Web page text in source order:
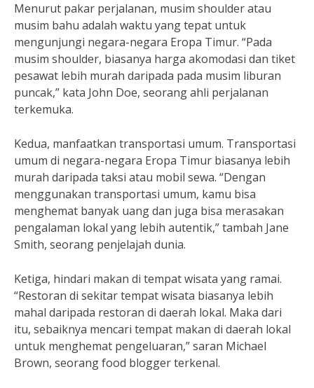
Menurut pakar perjalanan, musim shoulder atau
musim bahu adalah waktu yang tepat untuk
mengunjungi negara-negara Eropa Timur. “Pada
musim shoulder, biasanya harga akomodasi dan tiket
pesawat lebih murah daripada pada musim liburan
puncak,” kata John Doe, seorang ahli perjalanan
terkemuka.
Kedua, manfaatkan transportasi umum. Transportasi
umum di negara-negara Eropa Timur biasanya lebih
murah daripada taksi atau mobil sewa. “Dengan
menggunakan transportasi umum, kamu bisa
menghemat banyak uang dan juga bisa merasakan
pengalaman lokal yang lebih autentik,” tambah Jane
Smith, seorang penjelajah dunia.
Ketiga, hindari makan di tempat wisata yang ramai.
“Restoran di sekitar tempat wisata biasanya lebih
mahal daripada restoran di daerah lokal. Maka dari
itu, sebaiknya mencari tempat makan di daerah lokal
untuk menghemat pengeluaran,” saran Michael
Brown, seorang food blogger terkenal.